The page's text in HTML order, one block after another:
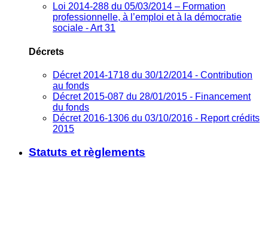
Loi 2014-288 du 05/03/2014 – Formation
professionnelle, à l’emploi et à la démocratie
sociale - Art 31
Décrets
Décret 2014-1718 du 30/12/2014 - Contribution
au fonds
Décret 2015-087 du 28/01/2015 - Financement
du fonds
Décret 2016-1306 du 03/10/2016 - Report crédits
2015
Statuts et règlements